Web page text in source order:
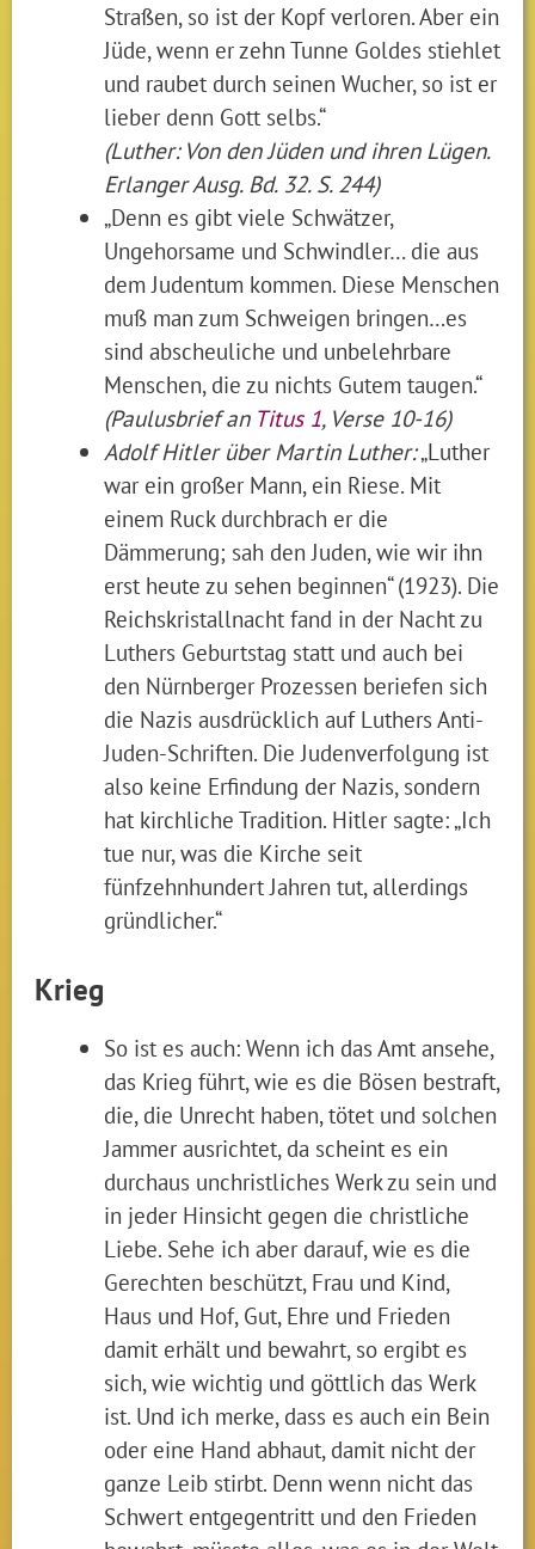
Straßen, so ist der Kopf verloren. Aber ein
Jüde, wenn er zehn Tunne Goldes stiehlet
und raubet durch seinen Wucher, so ist er
lieber denn Gott selbs.“
(Luther: Von den Jüden und ihren Lügen.
Erlanger Ausg. Bd. 32. S. 244)
„Denn es gibt viele Schwätzer,
Ungehorsame und Schwindler… die aus
dem Judentum kommen. Diese Menschen
muß man zum Schweigen bringen…es
sind abscheuliche und unbelehrbare
Menschen, die zu nichts Gutem taugen.“
(Paulusbrief an Titus 1, Verse 10-16)
Adolf Hitler über Martin Luther:„Luther
war ein großer Mann, ein Riese. Mit
einem Ruck durchbrach er die
Dämmerung; sah den Juden, wie wir ihn
erst heute zu sehen beginnen“ (1923). Die
Reichskristallnacht fand in der Nacht zu
Luthers Geburtstag statt und auch bei
den Nürnberger Prozessen beriefen sich
die Nazis ausdrücklich auf Luthers Anti-
Juden-Schriften. Die Judenverfolgung ist
also keine Erfindung der Nazis, sondern
hat kirchliche Tradition. Hitler sagte: „Ich
tue nur, was die Kirche seit
fünfzehnhundert Jahren tut, allerdings
gründlicher.“
Krieg
So ist es auch: Wenn ich das Amt ansehe,
das Krieg führt, wie es die Bösen bestraft,
die, die Unrecht haben, tötet und solchen
Jammer ausrichtet, da scheint es ein
durchaus unchristliches Werk zu sein und
in jeder Hinsicht gegen die christliche
Liebe. Sehe ich aber darauf, wie es die
Gerechten beschützt, Frau und Kind,
Haus und Hof, Gut, Ehre und Frieden
damit erhält und bewahrt, so ergibt es
sich, wie wichtig und göttlich das Werk
ist. Und ich merke, dass es auch ein Bein
oder eine Hand abhaut, damit nicht der
ganze Leib stirbt. Denn wenn nicht das
Schwert entgegentritt und den Frieden